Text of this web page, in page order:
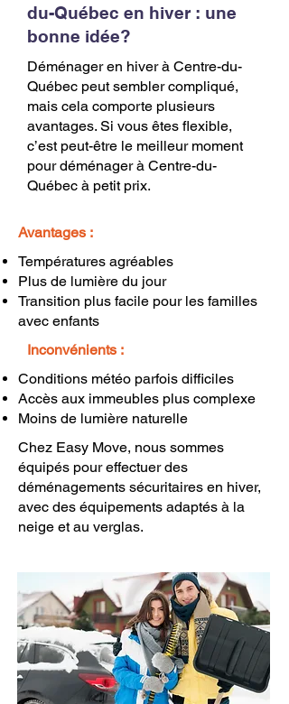
du-Québec en hiver : une
bonne idée?
Déménager en hiver à Centre-du-
Québec peut sembler compliqué,
mais cela comporte plusieurs
avantages. Si vous êtes flexible,
c’est peut-être le meilleur moment
pour déménager à Centre-du-
Québec à petit prix.
Avantages :
Températures agréables
Plus de lumière du jour
Transition plus facile pour les familles
avec enfants
Inconvénients :
Conditions météo parfois difficiles
Accès aux immeubles plus complexe
Moins de lumière naturelle
Chez Easy Move, nous sommes
équipés pour effectuer des
déménagements sécuritaires en hiver,
avec des équipements adaptés à la
neige et au verglas.